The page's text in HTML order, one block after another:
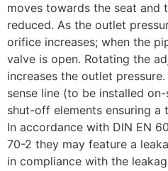
moves towards the seat and
reduced. As the outlet
orifice increases; when the
valve is open. Rotating the
increases the outlet
sense line (to be installed
shut-off elements ensuring
In accordance with DIN EN
70-2 they may feature a
in compliance with the